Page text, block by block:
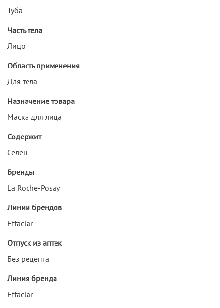
Туба
Часть тела
Лицо
Область применения
Для тела
Назначение товара
Маска для лица
Содержит
Селен
Бренды
La Roche-Posay
Линии брендов
Effaclar
Отпуск из аптек
Без рецепта
Линия бренда
Effaclar